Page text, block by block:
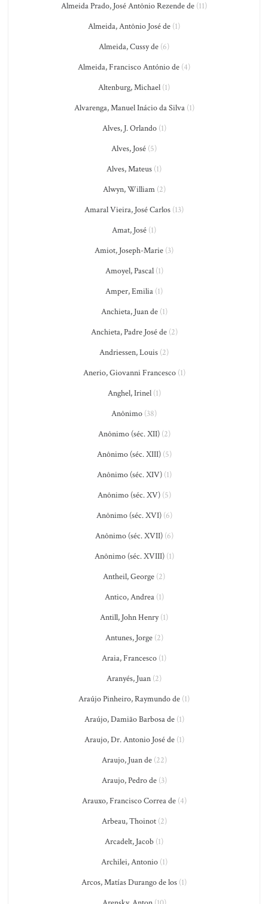
Almeida Prado, José Antônio Rezende de (11)
Almeida, Antônio José de (1)
Almeida, Cussy de (6)
Almeida, Francisco António de (4)
Altenburg, Michael (1)
Alvarenga, Manuel Inácio da Silva(1)
Alves, J. Orlando(1)
Alves, José (5)
Alves, Mateus (1)
Alwyn, William(2)
Amaral Vieira, José Carlos (13)
Amat, José (1)
Amiot, Joseph-Marie (3)
Amoyel, Pascal(1)
Amper, Emilia (1)
Anchieta, Juan de(1)
Anchieta, Padre José de(2)
Andriessen, Louis (2)
Anerio, Giovanni Francesco(1)
Anghel, Irinel(1)
Anônimo (38)
Anônimo (séc. XII)(2)
Anônimo (séc. XIII)(5)
Anônimo (séc. XIV)(1)
Anônimo (séc. XV)(5)
Anônimo (séc. XVI)(6)
Anônimo (séc. XVII)(6)
Anônimo (séc. XVIII)(1)
Antheil, George (2)
Antico, Andrea(1)
Antill, John Henry(1)
Antunes, Jorge(2)
Araia, Francesco (1)
Aranyés, Juan (2)
Araújo Pinheiro, Raymundo de (1)
Araújo, Damião Barbosa de(1)
Araujo, Dr. Antonio José de(1)
Araujo, Juan de(22)
Araujo, Pedro de(3)
Arauxo, Francisco Correa de(4)
Arbeau, Thoinot(2)
Arcadelt, Jacob (1)
Archilei, Antonio(1)
Arcos, Matías Durango de los (1)